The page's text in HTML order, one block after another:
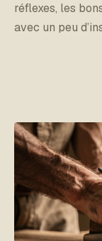
réflexes, les
avec un peu